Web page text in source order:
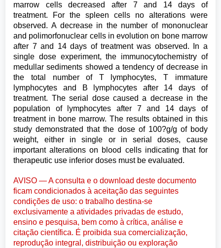
marrow cells decreased after 7 and 14 days of
treatment. For the spleen cells no alterations were
observed. A decrease in the number of mononuclear
and polimorfonuclear cells in evolution on bone marrow
after 7 and 14 days of treatment was observed. In a
single dose experiment, the immunocytochemistry of
medullar sediments showed a tendency of decrease in
the total number of T lymphocytes, T immature
lymphocytes and B lymphocytes after 14 days of
treatment. The serial dose caused a decrease in the
population of lymphocytes after 7 and 14 days of
treatment in bone marrow. The results obtained in this
study demonstrated that the dose of 100?g/g of body
weight, either in single or in serial doses, cause
important alterations on blood cells indicating that for
therapeutic use inferior doses must be evaluated.
AVISO — A consulta e o download deste documento
ficam condicionados à aceitação das seguintes
condições de uso: o trabalho destina-se
exclusivamente a atividades privadas de estudo,
ensino e pesquisa, bem como à crítica, análise e
citação científica. É proibida sua comercialização,
reprodução integral, distribuição ou exploração